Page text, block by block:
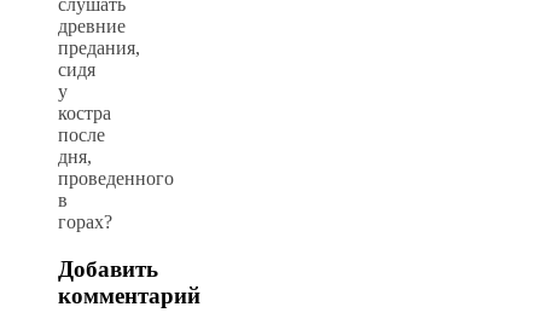
слушать
древние
предания,
сидя
у
костра
после
дня,
проведенного
в
горах?
Добавить
комментарий